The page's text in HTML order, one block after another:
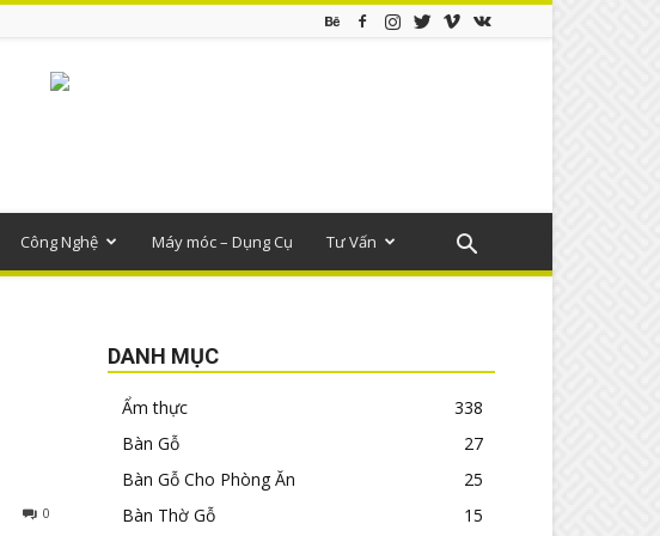
Công Nghệ Máy móc – Dụng Cụ Tư Vấn
0
DANH MỤC
Ẩm thực
338
Bàn Gỗ
27
Bàn Gỗ Cho Phòng Ăn
25
Bàn Thờ Gỗ
15